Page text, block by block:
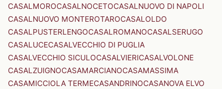
CASALMOROCASALNOCETOCASALNUOVO DI NAPOLI
CASALNUOVO MONTEROTAROCASALOLDO
CASALPUSTERLENGOCASALROMANOCASALSERUGO
CASALUCECASALVECCHIO DI PUGLIA
CASALVECCHIO SICULOCASALVIERICASALVOLONE
CASALZUIGNOCASAMARCIANOCASAMASSIMA
CASAMICCIOLA TERMECASANDRINOCASANOVA ELVO